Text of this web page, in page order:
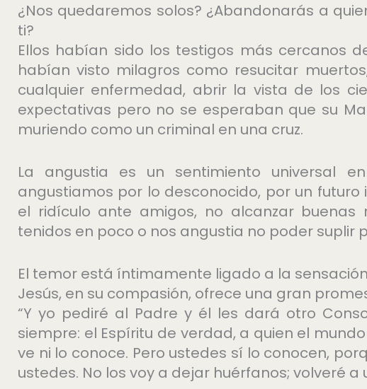
¿Nos quedaremos solos? ¿Abandonarás a
ti?
Ellos habían sido los testigos más cercanos
habían visto milagros como resucitar
cualquier enfermedad, abrir la vista de los
expectativas pero no se esperaban que su
muriendo como un criminal en una cruz.
La angustia es un sentimiento universal
angustiamos por lo desconocido, por un
el ridículo ante amigos, no alcanzar
tenidos en poco o nos angustia no poder suplir
El temor está íntimamente ligado a la
Jesús, en su compasión, ofrece una gran
“Y yo pediré al Padre y él les dará otro
siempre: el Espíritu de verdad, a quien el
ve ni lo conoce. Pero ustedes sí lo conocen,
ustedes. No los voy a dejar huérfanos; volveré a